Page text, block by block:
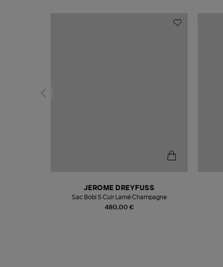
480,00 €
JEROME DREYFUSS
Sac Bobi S Cuir Lamé Champagne